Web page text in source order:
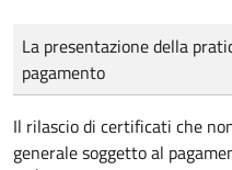
Tipo di pagamento
Importo
La presentazione della
pagamento
Il rilascio di certificati che
generale soggetto al